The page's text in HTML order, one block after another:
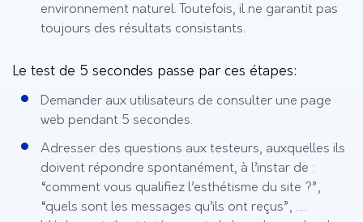
environnement naturel. Toutefois, il ne garantit pas
toujours des résultats consistants.
Le test de 5 secondes passe par ces étapes:
Demander aux utilisateurs de consulter une page
web pendant 5 secondes.
Adresser des questions aux testeurs, auxquelles ils
doivent répondre spontanément, à l’instar de :
“comment vous qualifiez l’esthétisme du site ?”,
“quels sont les messages qu’ils ont reçus”, ….